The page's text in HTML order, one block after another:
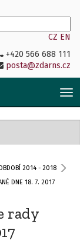
CZ EN
+420 566 688 111
posta@zdarns.cz
2014 - 2018
DNE 18. 7. 2017
rady